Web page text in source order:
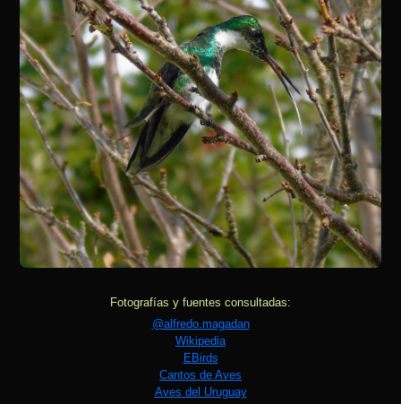
Fotografías y fuentes consultadas:
@alfredo.magadan
Wikipedia
EBirds
Cantos de Aves
Aves del Uruguay